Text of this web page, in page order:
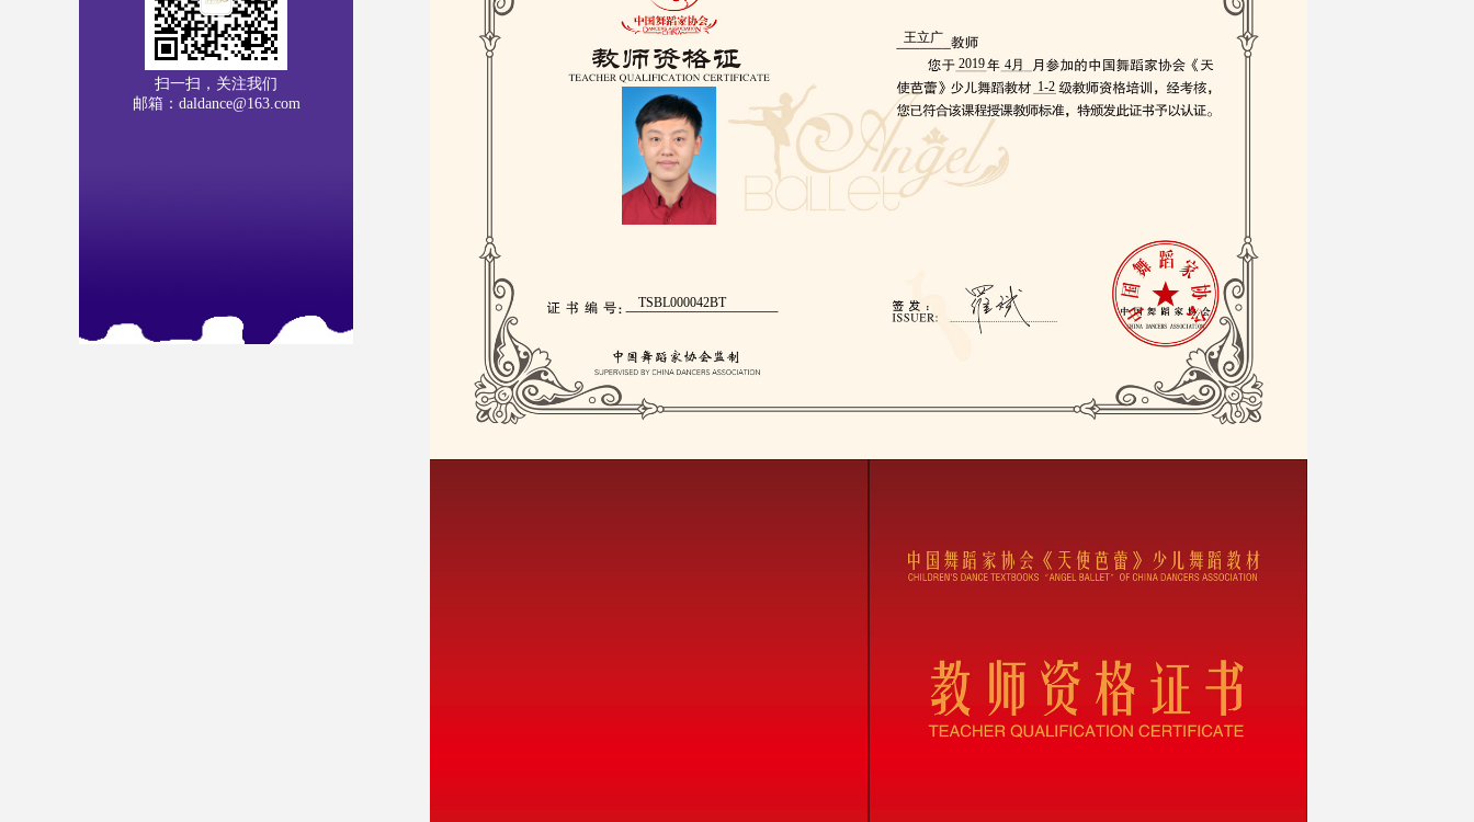
扫一扫，关注我们
邮箱：daldance@163.com
TSBL000042BT
王立广
2019
4月
1-2